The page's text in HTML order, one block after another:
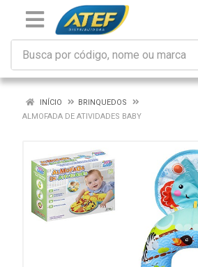
INÍCIO
BRINQUEDOS
ALMOFADA DE ATIVIDADES BABY